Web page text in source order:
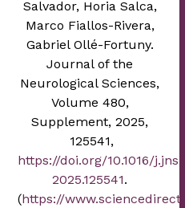
Salvador, Horia Salca,
Marco Fiallos-Rivera,
Gabriel Ollé-Fortuny.
Journal of the
Neurological Sciences,
Volume 480,
Supplement, 2025,
125541,
https://doi.org/10.1016/j.jns.
2025.125541.
(https://www.sciencedirect.